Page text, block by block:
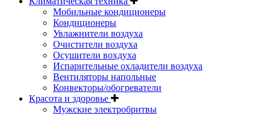
Мобильные кондиционеры
Кондиционеры
Увлажнители воздуха
Очистители воздуха
Осушители вохдуха
Испарительные охладители воздуха
Вентиляторы напольные
Конвекторы/обогреватели
Красота и здоровье
Мужские электробритвы